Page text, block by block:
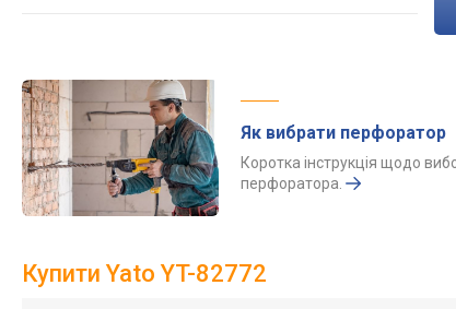
Як вибрати перфоратор
Коротка інструкція щодо
перфоратора.
Купити Yato YT-82772